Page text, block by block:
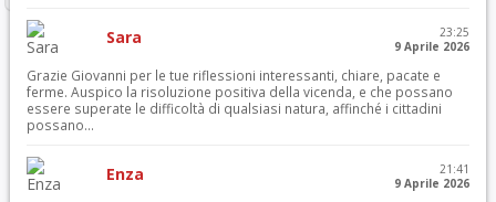
Sara
23:25
9 Aprile 2026
Grazie Giovanni per le tue riflessioni interessanti, chiare, pacate e
ferme. Auspico la risoluzione positiva della vicenda, e che possano
essere superate le difficoltà di qualsiasi natura, affinché i cittadini
possano...
Enza
21:41
9 Aprile 2026